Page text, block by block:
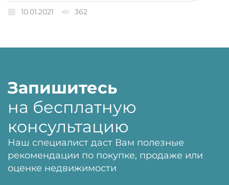
10.01.2021 362
Запишитесь
на бесплатную
консультацию
Наш специалист даст Вам полезные
рекомендации по покупке, продаже или
оценке недвижимости